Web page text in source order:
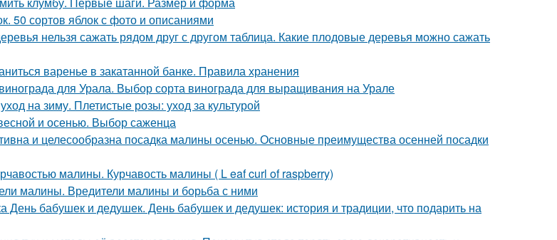
50 сортов яблок с фото и описаниями
нельзя сажать рядом друг с другом таблица. Какие плодовые деревья можно сажать
варенье в закатанной банке. Правила хранения
для Урала. Выбор сорта винограда для выращивания на Урале
на зиму. Плетистые розы: уход за культурой
и осенью. Выбор саженца
и целесообразна посадка малины осенью. Основные преимущества осенней посадки
малины. Курчавость малины ( L eaf curl of raspberry)
малины. Вредители малины и борьба с ними
День бабушек и дедушек. День бабушек и дедушек: история и традиции, что подарить на